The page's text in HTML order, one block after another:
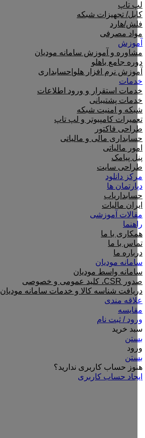
لپ تاپ
کابل/ تجهیزات شبکه
فلش/هارد
مواد مصرفی
آموزش
مشاوره و آموزش سامانه مودیان
دوره جامع باهلو
آموزش نرم افزار هلو|حسابداری
خدمات
خدمات استقرار و ورود اطلاعات
خدمات پشتیبانی
شبکه و امنیت شبکه
تعمیرات کامپیوتر و لپ تاپ
طراحی فاکتور
حسابداری مالی و مالیاتی
امور مالیاتی
پنل پیامک
طراحی سایت
مرکز دانلود
دپارتمان ها
حسابداریاب
ایران مالیات
مقالات آموزشی
راهنما
همکاری با ما
تماس با ما
درباره ما
سامانه مودیان
سامانه واسط مودیان
صدور CSR، کلید عمومی و خصوصی
دریافت شناسه کالا و خدمات سامانه مودیان
علاقه مندی
مقایسه
ورود / ثبت نام
سبد خرید
بستن
ورود
بستن
هنوز حساب کاربری ندارید؟
ایجاد حساب کاربری